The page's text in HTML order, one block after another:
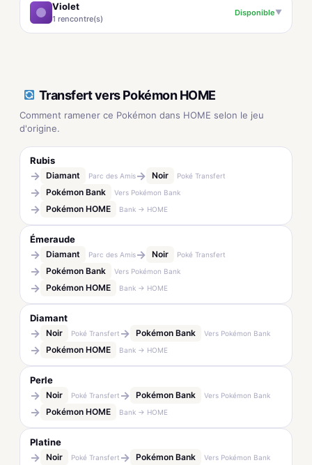
Violet
1 rencontre(s)
Disponible▼
Transfert vers Pokémon HOME
Comment ramener ce Pokémon dans HOME selon le jeu
d'origine.
Rubis
→ Diamant Parc des Amis→ Noir Poké Transfert
→ Pokémon Bank Vers Pokémon Bank
→ Pokémon HOME Bank → HOME
Émeraude
→ Diamant Parc des Amis→ Noir Poké Transfert
→ Pokémon Bank Vers Pokémon Bank
→ Pokémon HOME Bank → HOME
Diamant
→ Noir Poké Transfert → Pokémon Bank Vers Pokémon Bank
→ Pokémon HOME Bank → HOME
Perle
→ Noir Poké Transfert → Pokémon Bank Vers Pokémon Bank
→ Pokémon HOME Bank → HOME
Platine
→ Noir Poké Transfert → Pokémon Bank Vers Pokémon Bank